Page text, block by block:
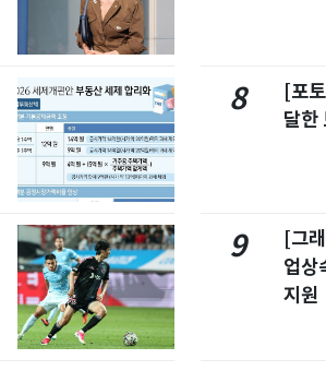
8
[포
달한
9
[그
업상
지원